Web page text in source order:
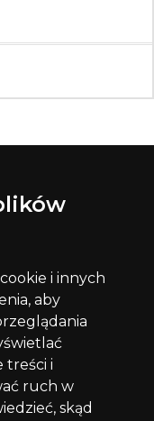
i innych
aby
treści i
ruch w
skąd